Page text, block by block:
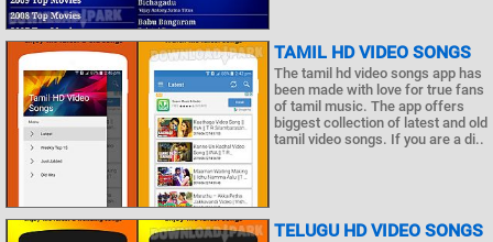
TAMIL HD VIDEO SONGS
The tamil hd video songs app has
been made with love for true fans
of tamil music. The app offers
biggest collection of latest and old
tamil video songs. If you are a di..
TELUGU HD VIDEO SONGS